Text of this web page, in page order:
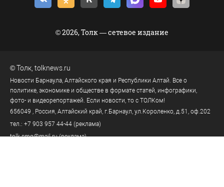
© 2026, Толк — сетевое издание
©Толк tolknews.ru
Новости Барнаула, Алтайского края и Республики Алтай. Все о
политике, экономике и обществе в формате статей, инфографики,
фото- и видеорепортажей. Если новости, то с ТОЛКом!
656049 , Россия, Алтайский край, г.Барнаул, ул.Короленко, д.51, оф.202
тел.: +7 903 957 44-44 (реклама)
tolk.smg@mail.ru(реклама)